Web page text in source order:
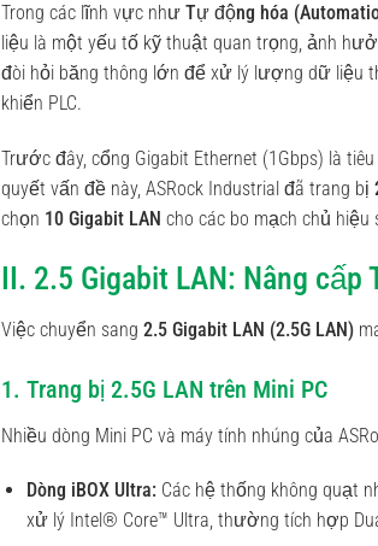
Trong các lĩnh vực như Tự động hóa
liệu là một yếu tố kỹ thuật quan trọng, ảnh
đòi hỏi băng thông lớn để xử lý lượng dữ liệu
khiển PLC.
Trước đây, cổng Gigabit Ethernet (1Gbps) là
quyết vấn đề này, ASRock Industrial đã trang bị
chọn 10 Gigabit LAN cho các bo mạch chủ
II. 2.5 Gigabit LAN: Nâng
Việc chuyển sang 2.5 Gigabit LAN (2.5G LAN)
1. Trang bị 2.5G LAN trên Mini PC
Nhiều dòng Mini PC và máy tính nhúng của
Dòng iBOX Ultra: Các hệ thống không quạt
xử lý Intel® Core™ Ultra, thường tích hợp